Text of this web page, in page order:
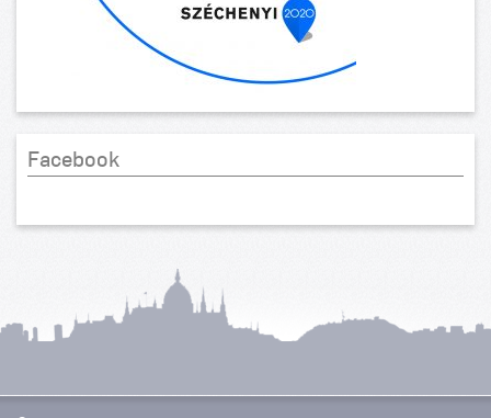
Facebook